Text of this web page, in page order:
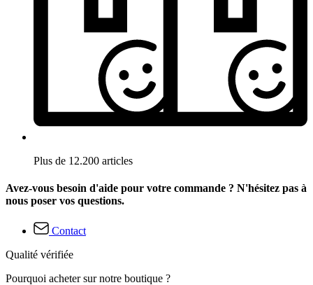
Plus de 12.200 articles
Avez-vous besoin d'aide pour votre commande ? N'hésitez pas à
nous poser vos questions.
Contact
Qualité vérifiée
Pourquoi acheter sur notre boutique ?